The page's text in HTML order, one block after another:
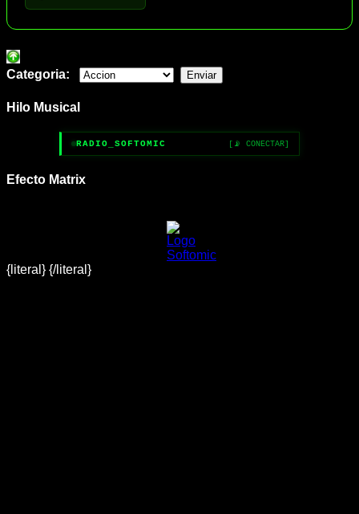
Categoria:
Hilo Musical
RADIO_SOFTOMIC [📡 CONECTAR]
Efecto Matrix
{literal} {/literal}